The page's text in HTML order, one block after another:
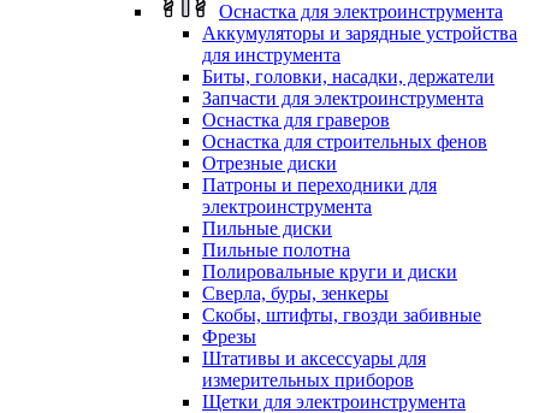
Оснастка для электроинструмента
Аккумуляторы и зарядные устройства
для инструмента
Биты, головки, насадки, держатели
Запчасти для электроинструмента
Оснастка для граверов
Оснастка для строительных фенов
Отрезные диски
Патроны и переходники для
электроинструмента
Пильные диски
Пильные полотна
Полировальные круги и диски
Сверла, буры, зенкеры
Скобы, штифты, гвозди забивные
Фрезы
Штативы и аксессуары для
измерительных приборов
Щетки для электроинструмента